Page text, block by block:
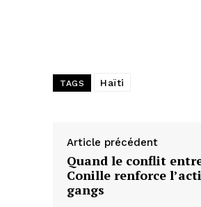
TAGS Haïti
Article précédent
Quand le conflit
Conille renforce
gangs